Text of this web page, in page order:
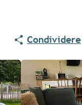
Condividere